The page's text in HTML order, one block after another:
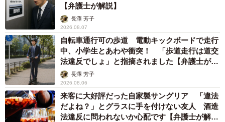
【弁護士が解説】
長澤 芳子
2026.08.07
自転車通行可の歩道 電動キックボードで走行
中、小学生とあわや衝突！ 「歩道走行は道交
法違反でしょ」と指摘されました【弁護士が解
説】長澤 芳子
2026.08.06
来客に大好評だった自家製サングリア 「違法
だよね？」とグラスに手を付けない友人 酒造
法違反に問われないか心配です【弁護士が解